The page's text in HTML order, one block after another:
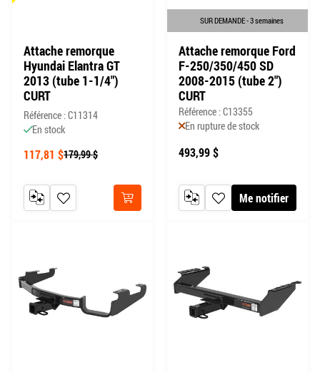
Attache remorque
Hyundai Elantra GT
2013 (tube 1-1/4")
CURT
Référence : C11314
En stock
117,81 $179,99 $
Acheter
AJOUTER À MA LISTE DE SOUHAITS
AJOUTER AU COMPARATEUR
SUR DEMANDE - 3 semaines
Attache remorque Ford
F-250/350/450 SD
2008-2015 (tube 2")
CURT
Référence : C13355
En rupture de stock
493,99 $
Me notifier
AJOUTER À MA LISTE DE
AJOUTER AU COMPARATEUR